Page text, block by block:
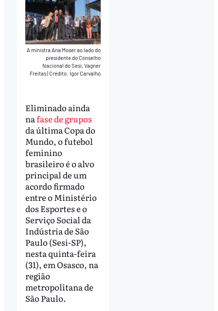
A ministra Ana Moser ao lado do
presidente do Conselho
Nacional do Sesi, Vagner
Freitas|Crédito: Igor Carvalho
Eliminado ainda
nafase de grupos
da última Copa do
Mundo, o futebol
feminino
brasileiro é o alvo
principal de um
acordo firmado
entre o Ministério
dos Esportes e o
Serviço Social da
Indústria de São
Paulo (Sesi-SP),
nesta quinta-feira
(31), em Osasco, na
região
metropolitana de
São Paulo.